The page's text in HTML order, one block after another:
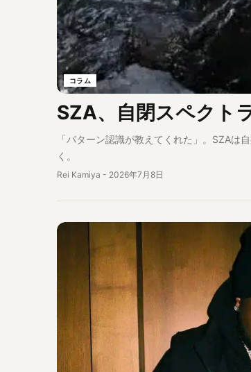
コラム
SZA、自閉スペクト
「パターン認識が教えてくれた」。SZAは
く。
Rei Kamiya - 2026年7月8日